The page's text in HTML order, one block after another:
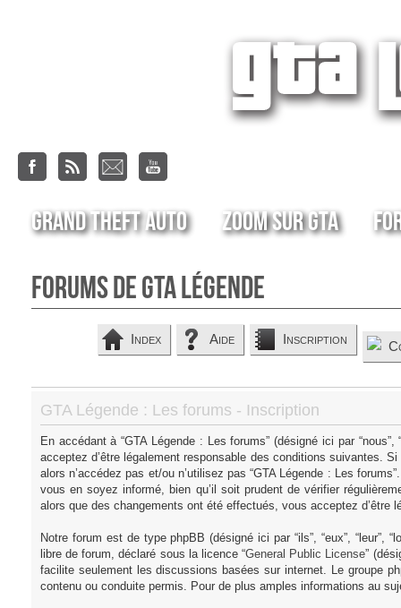
Grand Theft Auto Zoom sur GTA
Forums de GTA Légende
Index Aide Inscription
GTA Légende : Les forums - Inscription
En accédant à “GTA Légende : Les forums” (désigné ici par
acceptez d’être légalement responsable des conditions suivantes.
alors n’accédez pas et/ou n’utilisez pas “GTA Légende : Les
vous en soyez informé, bien qu’il soit prudent de vérifier
alors que des changements ont été effectués, vous acceptez
Notre forum est de type phpBB (désigné ici par “ils”, “eux”, “leur”,
libre de forum, déclaré sous la licence “General Public License”
facilite seulement les discussions basées sur internet. Le groupe
contenu ou conduite permis. Pour de plus amples informations au